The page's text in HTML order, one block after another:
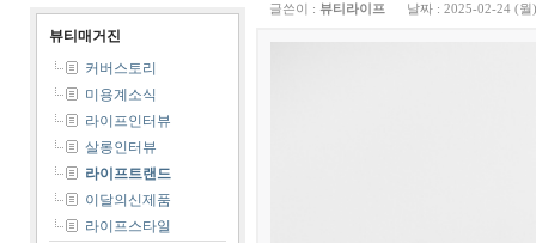
뷰티매거진
커버스토리
미용계소식
라이프인터뷰
살롱인터뷰
라이프트랜드
이달의신제품
라이프스타일
글쓴이 : 뷰티라이프 날짜 : 2025-02-24 (월